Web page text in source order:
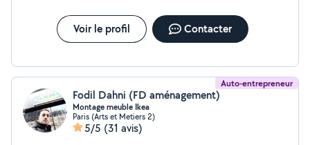
Voir le profil Contacter
Auto-entrepreneur
Fodil Dahni (FD aménagement)
Montage meuble Ikea
Paris (Arts et Metiers 2)
5/5 (31 avis)